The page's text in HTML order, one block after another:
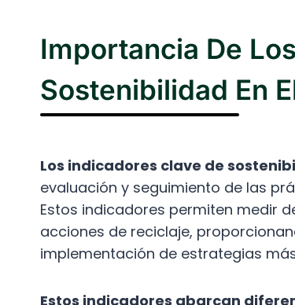
Importancia De
Sostenibilidad En
Los indicadores clave de
evaluación y seguimiento de las
Estos indicadores permiten medir
acciones de reciclaje,
implementación de estrategias
Estos indicadores abarcan